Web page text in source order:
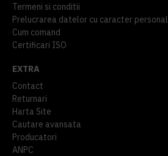
Termeni si conditii
Prelucrarea datelor cu caracter personal
Cum comand
Certificari ISO
EXTRA
Contact
Returnari
Harta Site
Cautare avansata
Producatori
ANPC